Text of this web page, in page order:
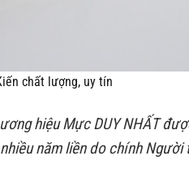
chất lượng, uy tín
hiệu Mực DUY NHẤT
năm liền do chính Người